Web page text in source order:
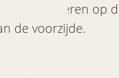
parkeren op
de voorzijde.